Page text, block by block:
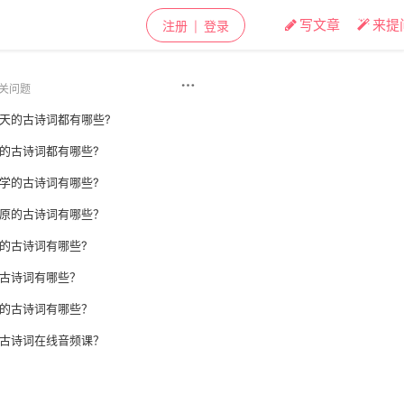
来提
写文章
注册 登录
问题
的古诗词都有哪些?
古诗词都有哪些?
的古诗词有哪些?
的古诗词有哪些？
古诗词有哪些?
诗词有哪些？
古诗词有哪些？
诗词在线音频课？